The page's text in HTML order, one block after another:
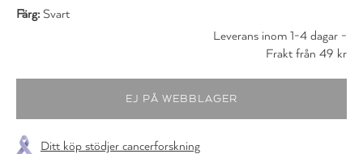
Färg: Svart
Leverans inom 1-4 dagar -
Frakt från 49 kr
Ditt köp stödjer cancerforskning